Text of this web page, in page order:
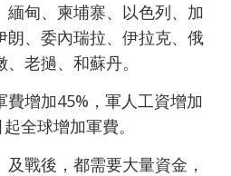
緬甸、柬埔寨、以色列、加
朗、委內瑞拉、伊拉克、俄
老撾、和蘇丹。
增加45%，軍人工資增加
全球增加軍費。
戰後，都需要大量資金，